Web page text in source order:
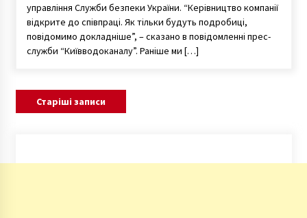
управління Служби безпеки України. “Керівництво компанії
відкрите до співпраці. Як тільки будуть подробиці,
повідомимо докладніше”, – сказано в повідомленні прес-
служби “Київводоканалу”. Раніше ми […]
Навігація
Старіші записи